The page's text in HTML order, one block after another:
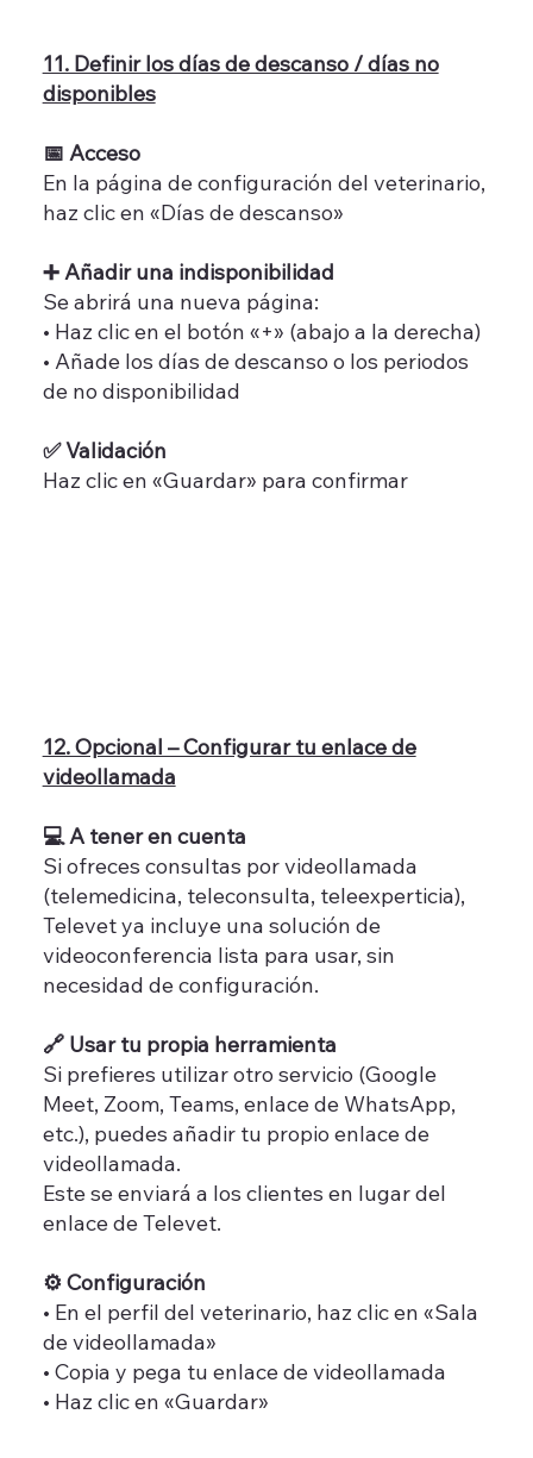
11. Definir los días de descanso / días no
disponibles
📅 Acceso
En la página de configuración del veterinario,
haz clic en «Días de descanso»
➕ Añadir una indisponibilidad
Se abrirá una nueva página:
• Haz clic en el botón «+» (abajo a la derecha)
• Añade los días de descanso o los periodos
de no disponibilidad
✅ Validación
Haz clic en «Guardar» para confirmar
12. Opcional – Configurar tu enlace de
videollamada
💻 A tener en cuenta
Si ofreces consultas por videollamada
(telemedicina, teleconsulta, teleexperticia),
Televet ya incluye una solución de
videoconferencia lista para usar, sin
necesidad de configuración.
🔗 Usar tu propia herramienta
Si prefieres utilizar otro servicio (Google
Meet, Zoom, Teams, enlace de WhatsApp,
etc.), puedes añadir tu propio enlace de
videollamada.
Este se enviará a los clientes en lugar del
enlace de Televet.
⚙️ Configuración
• En el perfil del veterinario, haz clic en «Sala
de videollamada»
• Copia y pega tu enlace de videollamada
• Haz clic en «Guardar»